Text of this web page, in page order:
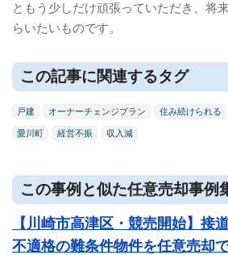
ともう少しだけ頑張っていただき、将
らいたいものです。
この記事に関連するタグ
戸建 オーナーチェンジプラン 住み続けられる
愛川町 経営不振 収入減
この事例と似た任意売却事例
【川崎市高津区・競売開始】接
不適格の難条件物件を任意売却